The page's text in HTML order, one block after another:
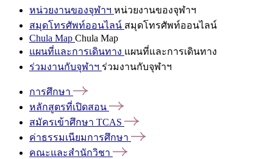
หน่วยงานของจุฬาฯ หน่วยงานของจุฬาฯ
สมุดโทรศัพท์ออนไลน์ สมุดโทรศัพท์ออนไลน์
Chula Map Chula Map
แผนที่และการเดินทาง แผนที่และการเดินทาง
ร่วมงานกับจุฬาฯ ร่วมงานกับจุฬาฯ
การศึกษา
หลักสูตรที่เปิดสอน
สมัครเข้าศึกษา TCAS
ค่าธรรมเนียมการศึกษา
คณะและสำนักวิชา